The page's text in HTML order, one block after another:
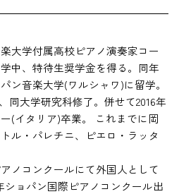
English
法人案内
個人情報保護方針
このサイトについて
大学付属高校ピアノ演奏家コー
中、特待生奨学金を得る。同年
ン音楽大学(ワルシャワ)に留学。
同大学研究科修了。併せて2016年
(イタリア)卒業。 これまでに岡
ル・パレチニ、ピエロ・ラッタ
ノコンクールにて外国人として
ショパン国際ピアノコンクール出